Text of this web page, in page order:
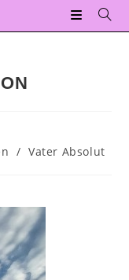
/ Vater Absolut